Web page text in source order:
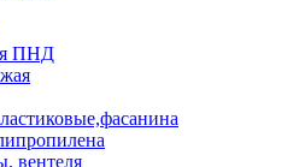
ПНД
вентеля